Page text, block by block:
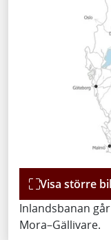
Inlandsbanan
Mora–Gällivare.
Visa större